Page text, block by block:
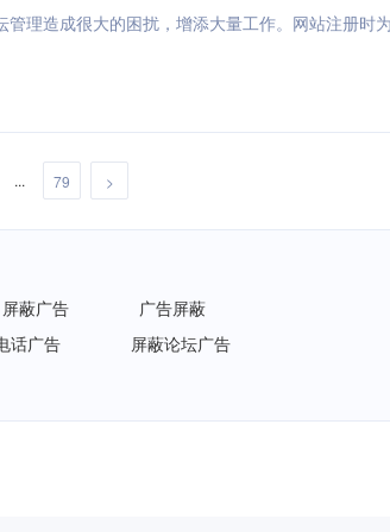
管理造成很大的困扰，增添大量工作。网站注册时
... 79 >
屏蔽广告
广告屏蔽
话广告
屏蔽论坛广告